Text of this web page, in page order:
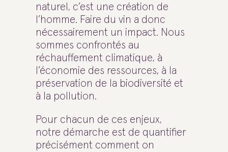
naturel, c’est une création de
l’homme. Faire du vin a donc
nécessairement un impact. Nous
sommes confrontés au
réchauffement climatique, à
l’économie des ressources, à la
préservation de la biodiversité et
à la pollution.
Pour chacun de ces enjeux,
notre démarche est de quantifier
précisément comment on